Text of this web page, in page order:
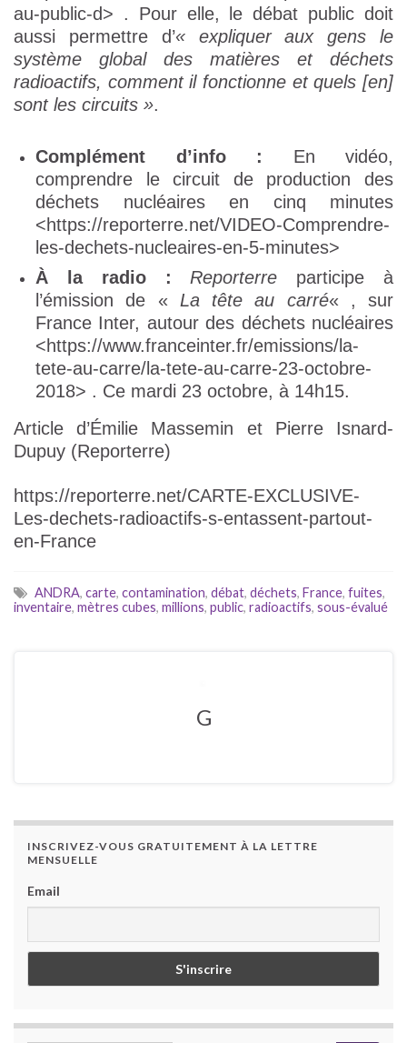
au-public-d> . Pour elle, le débat public doit
aussi permettre d’« expliquer aux gens le
système global des matières et déchets
radioactifs, comment il fonctionne et quels [en]
sont les circuits ».
Complément d’info : En vidéo,
comprendre le circuit de production des
déchets nucléaires en cinq minutes
<https://reporterre.net/VIDEO-Comprendre-
les-dechets-nucleaires-en-5-minutes>
À la radio :
Reporterre participe à
l’émission de « La tête au carré« , sur
France Inter, autour des déchets nucléaires
<https://www.franceinter.fr/emissions/la-
tete-au-carre/la-tete-au-carre-23-octobre-
2018> . Ce mardi 23 octobre, à 14h15.
Article d’Émilie Massemin et Pierre Isnard-
Dupuy (Reporterre)
https://reporterre.net/CARTE-EXCLUSIVE-
Les-dechets-radioactifs-s-entassent-partout-
en-France
ANDRA, carte, contamination, débat, déchets, France, fuites,
inventaire, mètres cubes, millions, public, radioactifs, sous-évalué
G
INSCRIVEZ-VOUS GRATUITEMENT À LA LETTRE
MENSUELLE
Email